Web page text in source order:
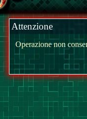
Attenzione
Operazione non